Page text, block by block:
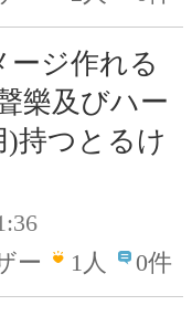
ージ作れる
樂及びハー
)持つとるけ
ー
1人 0件